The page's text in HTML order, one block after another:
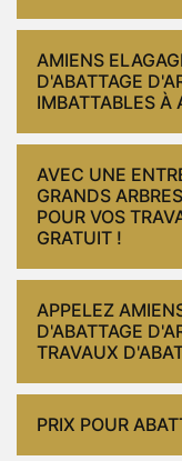
AMIENS
D'ABATTAGE
IMBATTABLES À
AVEC UNE
GRANDS
POUR VOS
GRATUIT !
APPELEZ
D'ABATTAGE
TRAVAUX
PRIX POUR